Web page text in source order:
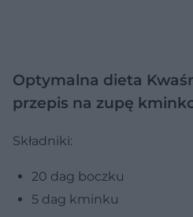
Optymalna dieta
przepis na zupę
Składniki:
20 dag boczku
5 dag kminku